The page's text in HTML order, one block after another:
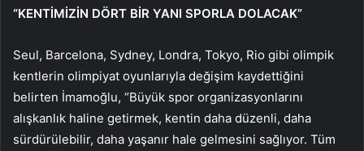
“KENTİMİZİN DÖRT BİR YANI SPORLA DOLACAK”
Seul, Barcelona, Sydney, Londra, Tokyo, Rio gibi olimpik
kentlerin olimpiyat oyunlarıyla değişim kaydettiğini
belirten İmamoğlu, “Büyük spor organizasyonlarını
alışkanlık haline getirmek, kentin daha düzenli, daha
sürdürülebilir, daha yaşanır hale gelmesini sağlıyor. Tüm